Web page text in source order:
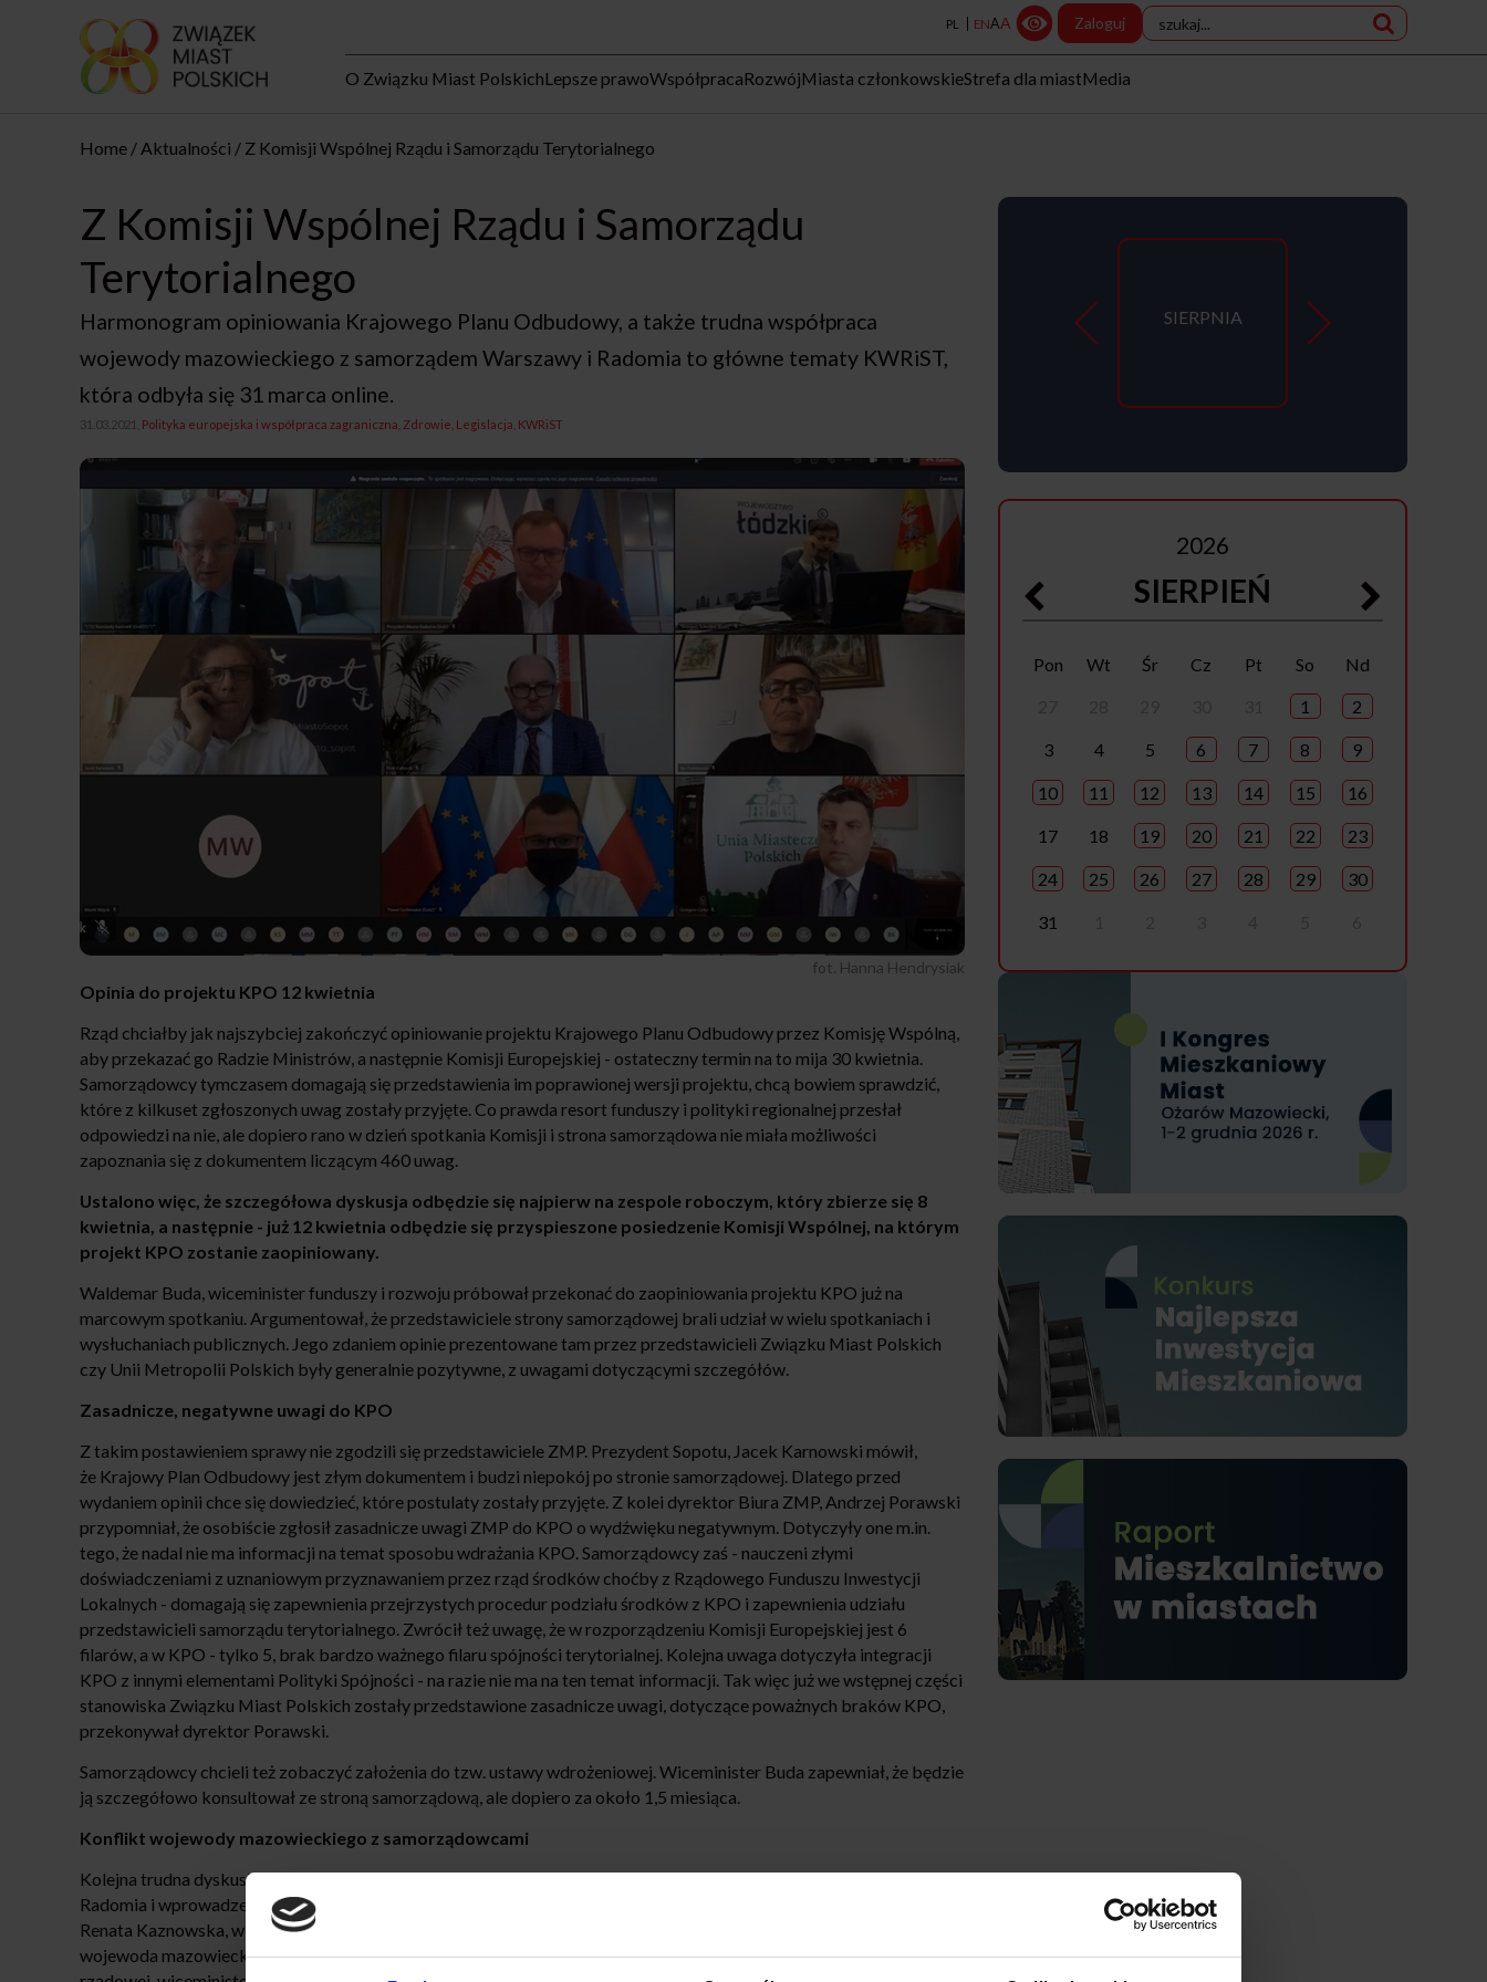
PL ENAA Zaloguj
O Związku Miast PolskichLepsze prawoWspółpracaRozwójMiasta członkowskieStrefa dla miastMedia
Home Aktualności Z Komisji Wspólnej Rządu i Samorządu Terytorialnego
Z Komisji Wspólnej Rządu i Samorządu
Terytorialnego
Harmonogram opiniowania Krajowego Planu Odbudowy, a także trudna współpraca
wojewody mazowieckiego z samorządem Warszawy i Radomia to główne tematy KWRiST,
która odbyła się 31 marca online.
31.03.2021, Polityka europejska i współpraca zagraniczna Zdrowie Legislacja KWRiST
fot. Hanna Hendrysiak
Opinia do projektu KPO 12 kwietnia
Rząd chciałby jak najszybciej zakończyć opiniowanie projektu Krajowego Planu Odbudowy przez Komisję Wspólną,
aby przekazać go Radzie Ministrów, a następnie Komisji Europejskiej - ostateczny termin na to mija 30 kwietnia.
Samorządowcy tymczasem domagają się przedstawienia im poprawionej wersji projektu, chcą bowiem sprawdzić,
które z kilkuset zgłoszonych uwag zostały przyjęte. Co prawda resort funduszy i polityki regionalnej przesłał
odpowiedzi na nie, ale dopiero rano w dzień spotkania Komisji i strona samorządowa nie miała możliwości
zapoznania się z dokumentem liczącym 460 uwag.
Ustalono więc, że szczegółowa dyskusja odbędzie się najpierw na zespole roboczym, który zbierze się 8
kwietnia, a następnie - już 12 kwietnia odbędzie się przyspieszone posiedzenie Komisji Wspólnej, na którym
projekt KPO zostanie zaopiniowany.
Waldemar Buda, wiceminister funduszy i rozwoju próbował przekonać do zaopiniowania projektu KPO już na
marcowym spotkaniu. Argumentował, że przedstawiciele strony samorządowej brali udział w wielu spotkaniach i
wysłuchaniach publicznych. Jego zdaniem opinie prezentowane tam przez przedstawicieli Związku Miast Polskich
czy Unii Metropolii Polskich były generalnie pozytywne, z uwagami dotyczącymi szczegółów.
Zasadnicze, negatywne uwagi do KPO
Z takim postawieniem sprawy nie zgodzili się przedstawiciele ZMP. Prezydent Sopotu, Jacek Karnowski mówił,
że Krajowy Plan Odbudowy jest złym dokumentem i budzi niepokój po stronie samorządowej. Dlatego przed
wydaniem opinii chce się dowiedzieć, które postulaty zostały przyjęte. Z kolei dyrektor Biura ZMP, Andrzej Porawski
przypomniał, że osobiście zgłosił zasadnicze uwagi ZMP do KPO o wydźwięku negatywnym. Dotyczyły one m.in.
tego, że nadal nie ma informacji na temat sposobu wdrażania KPO. Samorządowcy zaś - nauczeni złymi
doświadczeniami z uznaniowym przyznawaniem przez rząd środków choćby z Rządowego Funduszu Inwestycji
Lokalnych - domagają się zapewnienia przejrzystych procedur podziału środków z KPO i zapewnienia udziału
przedstawicieli samorządu terytorialnego. Zwrócił też uwagę, że w rozporządzeniu Komisji Europejskiej jest 6
filarów, a w KPO - tylko 5, brak bardzo ważnego filaru spójności terytorialnej. Kolejna uwaga dotyczyła integracji
KPO z innymi elementami Polityki Spójności - na razie nie ma na ten temat informacji. Tak więc już we wstępnej części
stanowiska Związku Miast Polskich zostały przedstawione zasadnicze uwagi, dotyczące poważnych braków KPO,
przekonywał dyrektor Porawski.
Samorządowcy chcieli też zobaczyć założenia do tzw. ustawy wdrożeniowej. Wiceminister Buda zapewniał, że będzie
ją szczegółowo konsultował ze stroną samorządową, ale dopiero za około 1,5 miesiąca.
Konflikt wojewody mazowieckiego z samorządowcami
Kolejna trudna dyskusja dotyczyła braku współpracy wojewody mazowieckiego z prezydentami Warszawy i
Radomia i wprowadzenia „zarządów komisarycznych” do miejskich szpitali. W spotkaniu wzięli udział zarówno
Renata Kaznowska, wiceprezydent stolicy, Radosław Witkowski, prezydent Radomia, jak i Konstanty Radziwiłł,
wojewoda mazowiecki. I pomimo że wojewoda mazowiecki i współprzewodniczący Komisji ze strony
SIERPNIA
2026
SIERPIEŃ
Pon Wt Śr Cz Pt So
Nd
1 2
3 4 5 6 7 8 9
10 11 12 13 14 15 16
17 18 19 20 21 22 23
24 25 26 27 28 29 30
31